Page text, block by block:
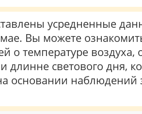
усредненные
Вы можете
о температуре воздуха,
длинне светового дня,
основании наблюдений